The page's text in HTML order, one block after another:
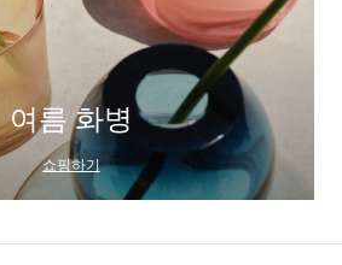
여름 화병
쇼핑하기